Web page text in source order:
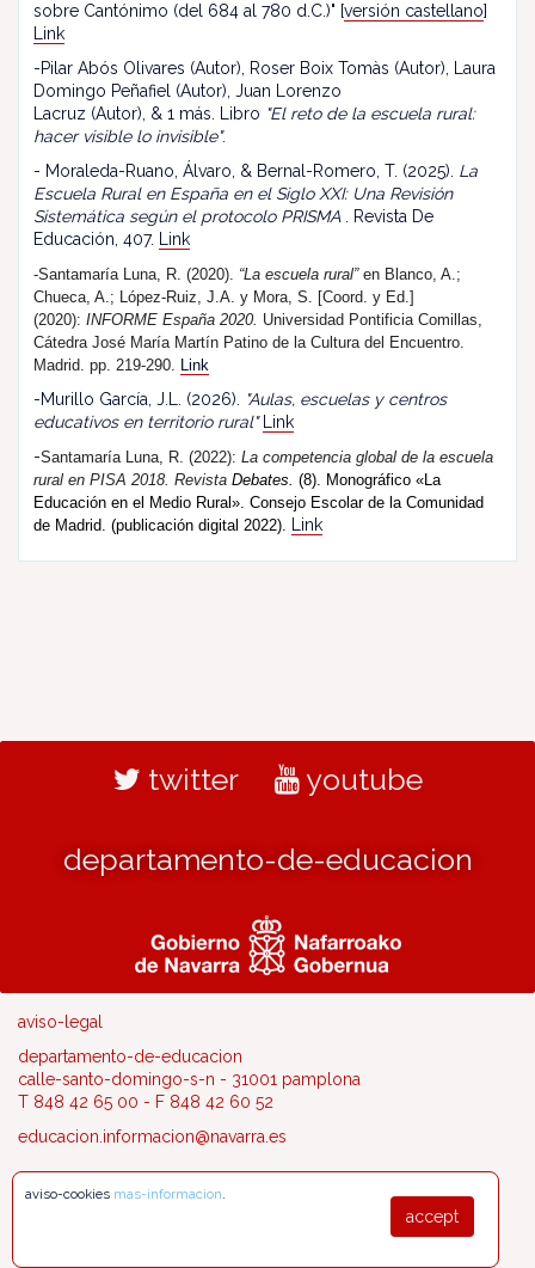
sobre Cantónimo (del 684 al 780 d.C.)" [versión castellano]
Link
-Pilar Abós Olivares (Autor), Roser Boix Tomàs (Autor), Laura
Domingo Peñafiel (Autor), Juan Lorenzo
Lacruz (Autor), & 1 más. Libro "El reto de la escuela rural:
hacer visible lo invisible".
- Moraleda-Ruano, Álvaro, & Bernal-Romero, T. (2025). La
Escuela Rural en España en el Siglo XXI: Una Revisión
Sistemática según el protocolo PRISMA . Revista De
Educación, 407.
Link
-Santamaría Luna, R. (2020). “La escuela rural”en Blanco, A.;
Chueca, A.; López-Ruiz, J.A. y Mora, S. [Coord. y Ed.]
(2020): INFORME España 2020. Universidad Pontificia Comillas,
Cátedra José María Martín Patino de la Cultura del Encuentro.
Madrid. pp. 219-290. Link
-Murillo García, J.L. (2026).
"Aulas, escuelas y centros
educativos en territorio rural"
Link
-Santamaría Luna, R. (2022): La competencia global de la escuela
rural en PISA 2018. Revista Debates. (8). Monográfico «La
Educación en el Medio Rural». Consejo Escolar de la Comunidad
de Madrid. (publicación digital 2022).
Link
twitter youtube
departamento-de-educacion
aviso-legal
departamento-de-educacion
calle-santo-domingo-s-n - 31001 pamplona
T 848 42 65 00 - F 848 42 60 52
educacion.informacion@navarra.es
accept
aviso-cookies mas-informacion.